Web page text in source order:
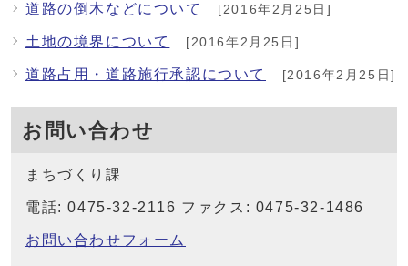
道路の倒木などについて [2016年2月25日]
土地の境界について [2016年2月25日]
道路占用・道路施行承認について [2016年2月25日]
お問い合わせ
まちづくり課
電話: 0475-32-2116 ファクス: 0475-32-1486
お問い合わせフォーム